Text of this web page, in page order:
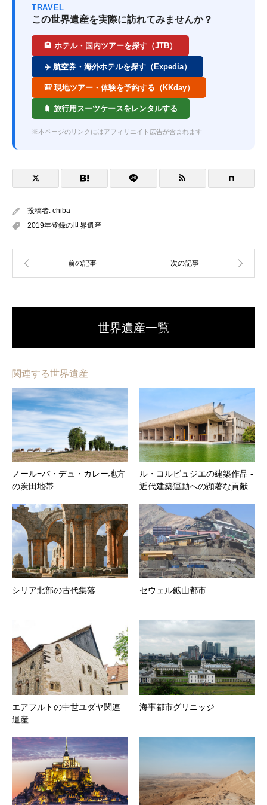
TRAVEL
この世界遺産を実際に訪れてみませんか？
🏨 ホテル・国内ツアーを探す（JTB）
✈️ 航空券・海外ホテルを探す（Expedia）
🎒 現地ツアー・体験を予約する（KKday）
🧳 旅行用スーツケースをレンタルする
※本ページのリンクにはアフィリエイト広告が含まれます
投稿者: chiba
2019年登録の世界遺産
世界遺産一覧
関連する世界遺産
ノール=パ・デュ・カレー地方
の炭田地帯
ル・コルビュジエの建築作品 ‐
近代建築運動への顕著な貢献
シリア北部の古代集落 セウェル鉱山都市
エアフルトの中世ユダヤ関連
遺産
海事都市グリニッジ